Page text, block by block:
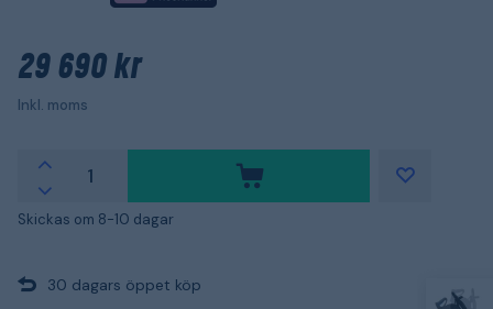
29 690 kr
Inkl. moms
Skickas om 8-10 dagar
30 dagars öppet köp